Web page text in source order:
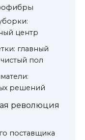
центр
главный
пол
решений
революция
поставщика